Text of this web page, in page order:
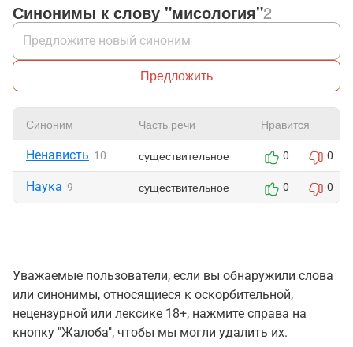
Синонимы к слову "мисология"2
Предложить
Синоним Часть речи Нравится
Ненависть 10 существительное 0 0
Наука 9 существительное 0 0
Уважаемые пользователи, если вы обнаружили слова
или синонимы, относящиеся к оскорбительной,
нецензурной или лексике 18+, нажмите справа на
кнопку "Жалоба", чтобы мы могли удалить их.